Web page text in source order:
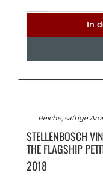
In
Reiche, saftige
STELLENBOSCH
THE FLAGSHIP
2018